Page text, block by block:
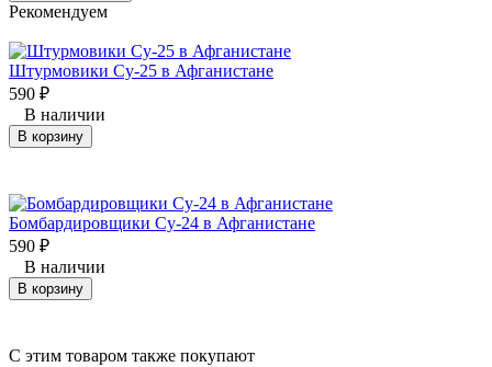
Рекомендуем
Штурмовики Су-25 в Афганистане
590 ₽
В наличии
В корзину
Бомбардировщики Су-24 в Афганистане
590 ₽
В наличии
В корзину
C этим товаром также покупают